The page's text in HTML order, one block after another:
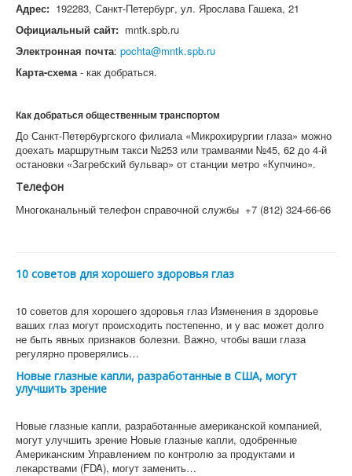
Адрес: 192283, Санкт-Петербург, ул. Ярослава Гашека, 21
Официальный сайт: mntk.spb.ru
Электронная почта: pochta@mntk.spb.ru
Карта-схема- как добраться.
Как добраться общественным транспортом
До Санкт-Петербургского филиала «Микрохирургии глаза» можно
доехать маршрутным такси №253 или трамваями №45, 62 до 4-й
остановки «Загребский бульвар» от станции метро «Купчино».
Телефон
Многоканальный телефон справочной службы +7 (812) 324-66-66
10 советов для хорошего здоровья глаз
10 советов для хорошего здоровья глаз Изменения в здоровье
ваших глаз могут происходить постепенно, и у вас может долго
не быть явных признаков болезни. Важно, чтобы ваши глаза
регулярно проверялись…
Новые глазные капли, разработанные в США, могут
улучшить зрение
Новые глазные капли, разработанные американской компанией,
могут улучшить зрение Новые глазные капли, одобренные
Американским Управлением по контролю за продуктами и
лекарствами (FDA), могут заменить…